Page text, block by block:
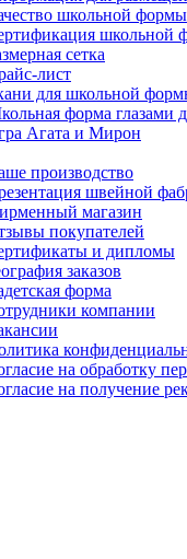
школьной формы
школьной
сетка
лист
для школьной
форма глазами
Агата и Мирон
производство
швейной
магазин
покупателей
и дипломы
заказов
форма
компании
на обработку
на получение